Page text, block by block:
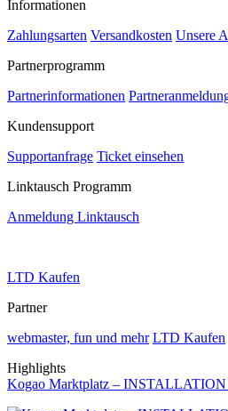
Informationen
Zahlungsarten Versandkosten Unsere
Partnerprogramm
Partnerinformationen
Kundensupport
Supportanfrage Ticket einsehen
Linktausch Programm
Anmeldung Linktausch
LTD Kaufen
Partner
webmaster, fun und mehr LTD Kaufen
Highlights
Kogao Marktplatz –